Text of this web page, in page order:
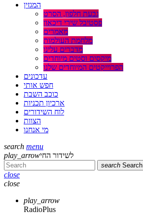
המגזין
גבעת חלפון, הסרט
פסטיבל שירי דיכאון
מאמרים
מלחמת העולמות
מדברים עלינו
מיקסים וסטים מיוחדים
הפרוייקטים המיוחדים שלנו
עדכונים
חפש אותי
כוכב השבת
ארכיון תכניות
לוח השידורים
הצוות
מי אנחנו
search menu
play_arrowלשידור החי
search Search
close
close
play_arrow
RadioPlus